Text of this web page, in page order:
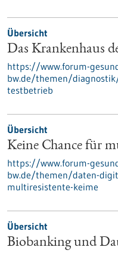
Übersicht
Das Krankenhaus
https://www.forum-
bw.de/themen/
testbetrieb
Übersicht
Keine Chance für
https://www.forum-
bw.de/themen/daten-
multiresistente-keime
Übersicht
Biobanking und